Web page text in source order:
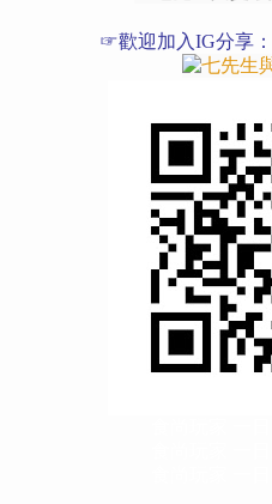
☞歡迎加入IG分享：